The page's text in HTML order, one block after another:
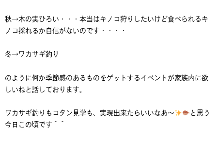
秋→木の実ひろい・・・本当はキノコ狩りしたいけど食べられるキ
ノコ採れるか自信がないのです・・・・
冬→ワカサギ釣り
のように何か季節感のあるものをゲットするイベントが家族内に欲
しいねと話しております。
ワカサギ釣りもコタン見学も、実現出来たらいいなあ～
と思う
今日この頃です＾＾